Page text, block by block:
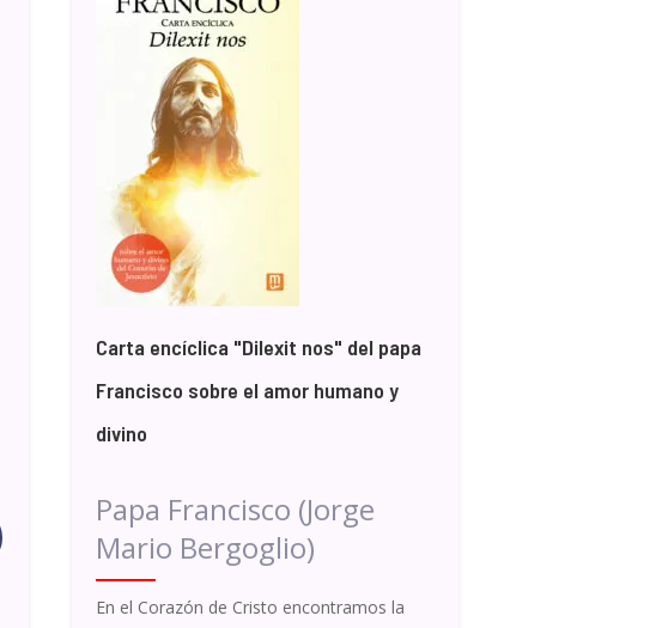
Carta encíclica "Dilexit nos" del papa
Francisco sobre el amor humano y
divino
Papa Francisco (Jorge
Mario Bergoglio)
En el Corazón de Cristo encontramos la